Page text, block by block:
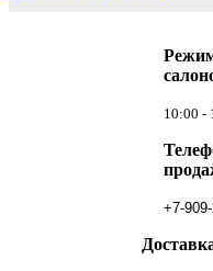
10:00 -
+7-